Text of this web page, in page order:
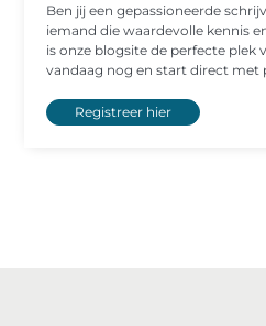
Ben jij een gepassioneerde
iemand die waardevolle kennis
is onze blogsite de perfecte plek
vandaag nog en start direct met
Registreer hier